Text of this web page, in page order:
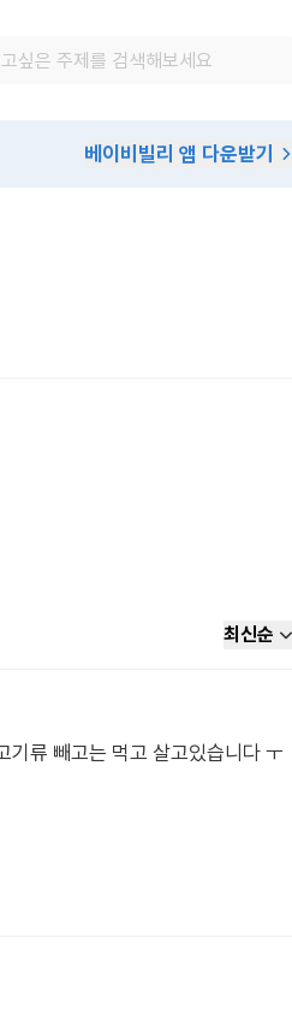
베이비빌리 앱 다운받기
최신순
류 빼고는 먹고 살고있습니다 ㅜ